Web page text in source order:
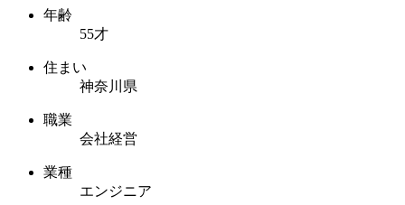
年齢
55才
住まい
神奈川県
職業
会社経営
業種
エンジニア